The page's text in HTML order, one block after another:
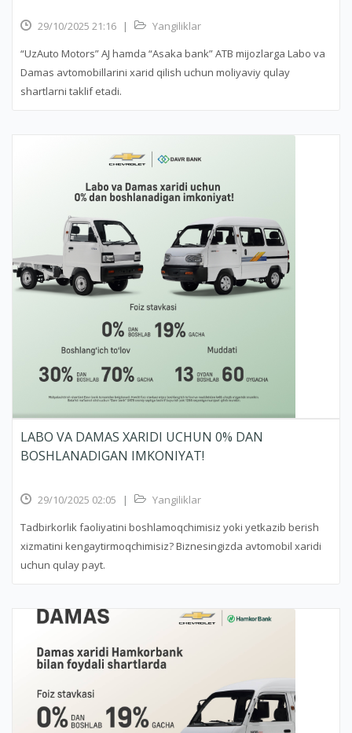
29/10/2025 21:16 |
Yangiliklar
“UzAuto Motors” AJ hamda “Asaka bank” ATB mijozlarga Labo va
Damas avtomobillarini xarid qilish uchun moliyaviy qulay
shartlarni taklif etadi.
LABO VA DAMAS XARIDI UCHUN 0% DAN
BOSHLANADIGAN IMKONIYAT!
29/10/2025 02:05 |
Yangiliklar
Tadbirkorlik faoliyatini boshlamoqchimisiz yoki yetkazib berish
xizmatini kengaytirmoqchimisiz? Biznesingizda avtomobil xaridi
uchun qulay payt.